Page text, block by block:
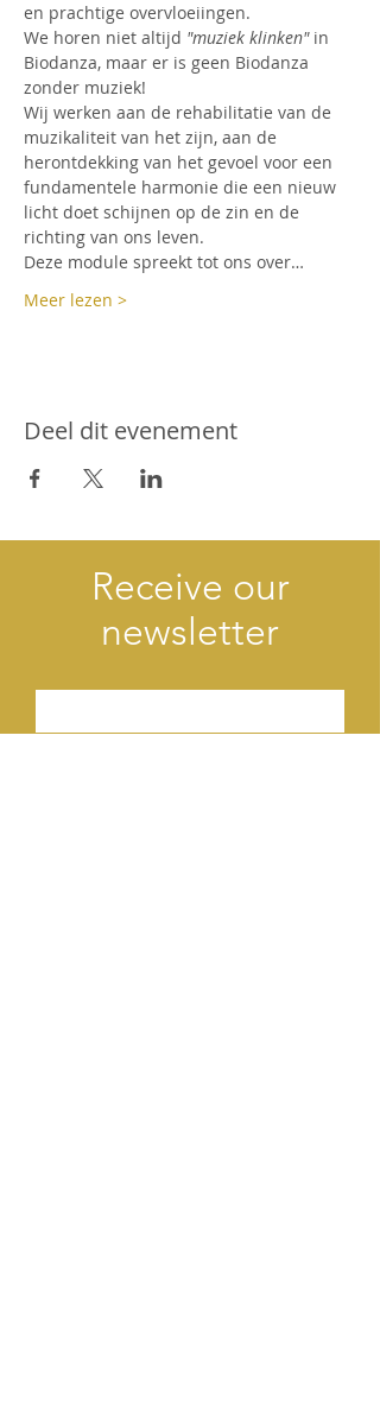
en prachtige overvloeiingen.
We horen niet altijd "muziek klinken" in
Biodanza, maar er is geen Biodanza
zonder muziek!
Wij werken aan de rehabilitatie van de
muzikaliteit van het zijn, aan de
herontdekking van het gevoel voor een
fundamentele harmonie die een nieuw
licht doet schijnen op de zin en de
richting van ons leven.
Deze module spreekt tot ons over…
Meer lezen >
Deel dit evenement
Receive our
newsletter